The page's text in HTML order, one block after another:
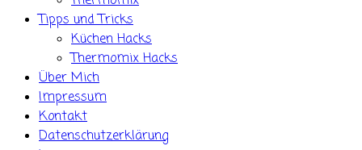
Tipps und Tricks
Küchen Hacks
Thermomix Hacks
Über Mich
Impressum
Kontakt
Datenschutzerklärung